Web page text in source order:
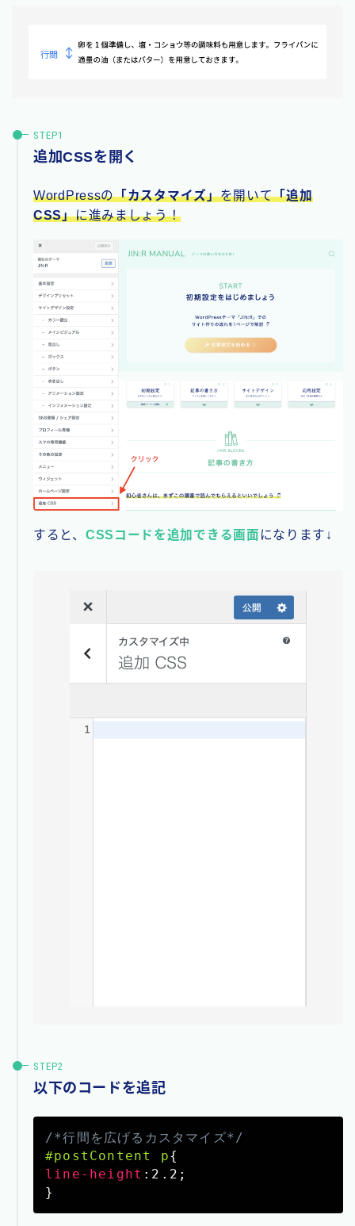
追加CSSを開く
WordPressの「カスタマイズ」を開いて「追加
CSS」に進みましょう！
すると、 CSSコードを追加できる画面 になります↓
以下のコードを追記
/*行間を広げるカスタマイズ*/
#postContent p{
line-height : 2.2 ;
}